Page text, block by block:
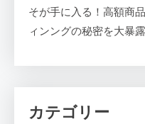
そが手に入る！高額商
ィンングの秘密を大暴露
カテゴリー